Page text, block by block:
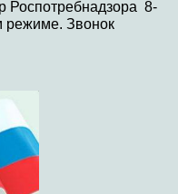
Роспотребнадзора 8-
режиме. Звонок